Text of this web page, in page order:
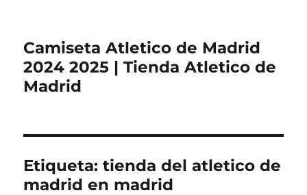
Camiseta Atletico de Madrid
2024 2025 | Tienda Atletico de
Madrid
Etiqueta:tienda del atletico de
madrid en madrid